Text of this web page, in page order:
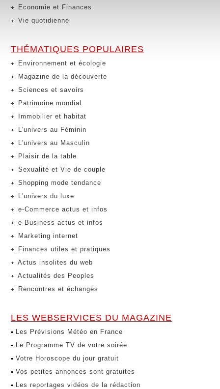
Economie et Finances
Vie quotidienne
THÉMATIQUES POPULAIRES
Environnement et écologie
Magazine de la découverte
Sciences et savoirs
Patrimoine mondial
Immobilier et habitat
L'univers au Féminin
L'univers au Masculin
Plaisir de la table
Sexualité et Vie de couple
Shopping mode tendance
L'univers du luxe
e-Commerce actus et infos
e-Business actus et infos
Marketing internet
Finances utiles et pratiques
Actus insolites du web
Actualités des Peoples
Rencontres et échanges
LES WEBSERVICES DU MAGAZINE
Les Prévisions Météo en France
Le Programme TV de votre soirée
Votre Horoscope du jour gratuit
Vos petites annonces sont gratuites
Les reportages vidéos de la rédaction